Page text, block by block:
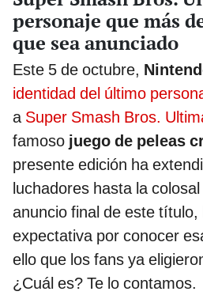
personaje que más
que sea anunciado
Este 5 de octubre,
identidad del último
a Super Smash Bros.
famoso juego de peleas
presente edición ha
luchadores hasta la
anuncio final de este título,
expectativa por conocer
ello que los fans ya
¿Cuál es? Te lo contamos.